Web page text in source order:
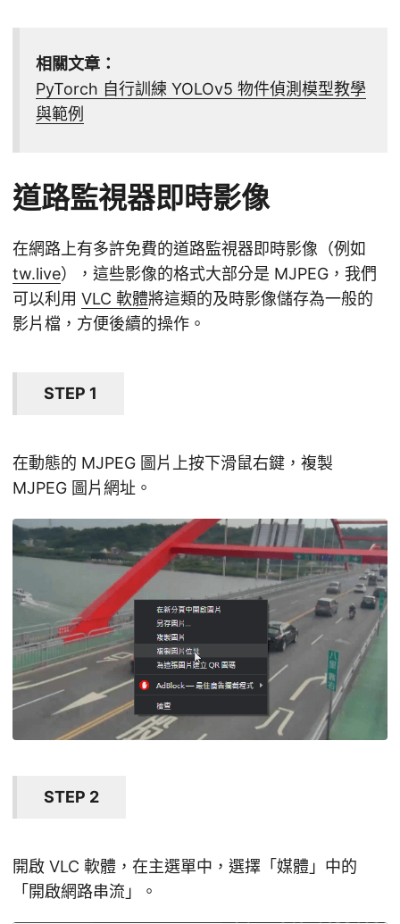
相關文章：
PyTorch 自行訓練 YOLOv5 物件偵測模型教學
與範例
道路監視器即時影像
在網路上有多許免費的道路監視器即時影像（例如
tw.live），這些影像的格式大部分是 MJPEG，我們
可以利用 VLC 軟體將這類的及時影像儲存為一般的
影片檔，方便後續的操作。
STEP 1
在動態的 MJPEG 圖片上按下滑鼠右鍵，複製
MJPEG 圖片網址。
STEP 2
開啟 VLC 軟體，在主選單中，選擇「媒體」中的
「開啟網路串流」。